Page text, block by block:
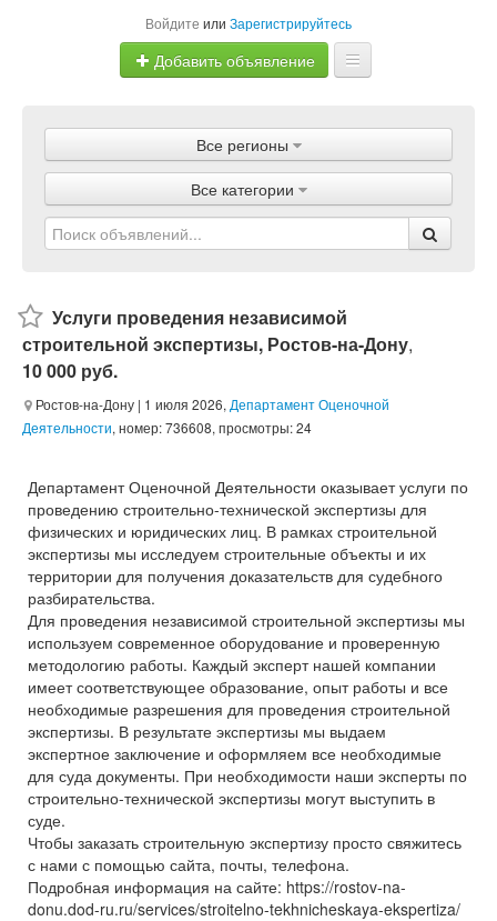
Войдите или Зарегистрируйтесь
Добавить объявление
Объявления
Магазины
Услуги
Все регионы
Все категории
Услуги проведения независимой
строительной экспертизы, Ростов-на-Дону,
10 000 руб.
Ростов-на-Дону | 1 июля 2026, Департамент Оценочной
Деятельности, номер: 736608, просмотры: 24
Департамент Оценочной Деятельности оказывает услуги по
проведению строительно-технической экспертизы для
физических и юридических лиц. В рамках строительной
экспертизы мы исследуем строительные объекты и их
территории для получения доказательств для судебного
разбирательства.
Для проведения независимой строительной экспертизы мы
используем современное оборудование и проверенную
методологию работы. Каждый эксперт нашей компании
имеет соответствующее образование, опыт работы и все
необходимые разрешения для проведения строительной
экспертизы. В результате экспертизы мы выдаем
экспертное заключение и оформляем все необходимые
для суда документы. При необходимости наши эксперты по
строительно-технической экспертизы могут выступить в
суде.
Чтобы заказать строительную экспертизу просто свяжитесь
с нами с помощью сайта, почты, телефона.
Подробная информация на сайте: https://rostov-na-
donu.dod-ru.ru/services/stroitelno-tekhnicheskaya-ekspertiza/